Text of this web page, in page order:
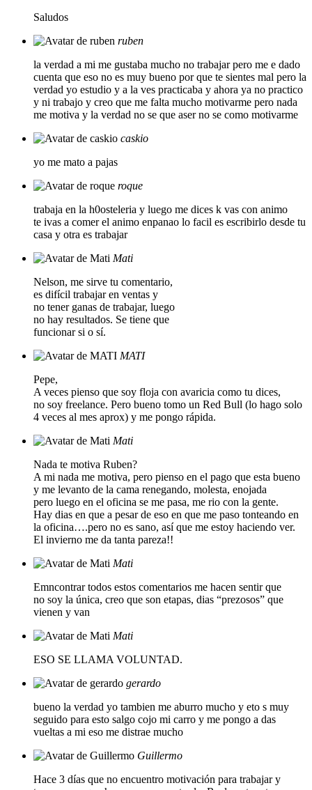
Saludos
ruben
la verdad a mi me gustaba mucho no trabajar pero me e dado
cuenta que eso no es muy bueno por que te sientes mal pero la
verdad yo estudio y a la ves practicaba y ahora ya no practico
y ni trabajo y creo que me falta mucho motivarme pero nada
me motiva y la verdad no se que aser no se como motivarme
caskio
yo me mato a pajas
roque
trabaja en la h0osteleria y luego me dices k vas con animo
te ivas a comer el animo enpanao lo facil es escribirlo desde tu
casa y otra es trabajar
Mati
Nelson, me sirve tu comentario,
es difícil trabajar en ventas y
no tener ganas de trabajar, luego
no hay resultados. Se tiene que
funcionar si o sí.
MATI
Pepe,
A veces pienso que soy floja con avaricia como tu dices,
no soy freelance. Pero bueno tomo un Red Bull (lo hago solo
4 veces al mes aprox) y me pongo rápida.
Mati
Nada te motiva Ruben?
A mi nada me motiva, pero pienso en el pago que esta bueno
y me levanto de la cama renegando, molesta, enojada
pero luego en el oficina se me pasa, me rio con la gente.
Hay dias en que a pesar de eso en que me paso tonteando en
la oficina….pero no es sano, así que me estoy haciendo ver.
El invierno me da tanta pareza!!
Mati
Emncontrar todos estos comentarios me hacen sentir que
no soy la única, creo que son etapas, dias “prezosos” que
vienen y van
Mati
ESO SE LLAMA VOLUNTAD.
gerardo
bueno la verdad yo tambien me aburro mucho y eto s muy
seguido para esto salgo cojo mi carro y me pongo a das
vueltas a mi eso me distrae mucho
Guillermo
Hace 3 días que no encuentro motivación para trabajar y